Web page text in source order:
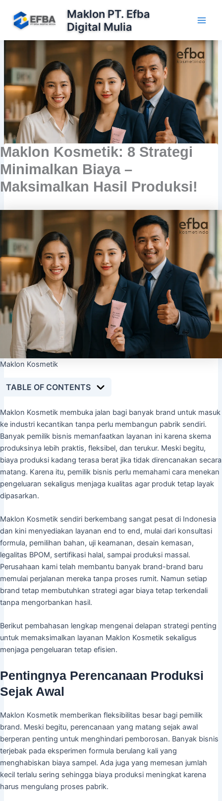
konten
Maklon PT. Efba
Digital Mulia
Maklon Kosmetik: 8 Strategi
Minimalkan Biaya –
Maksimalkan Hasil Produksi!
Maklon Kosmetik
TABLE OF CONTENTS
Maklon Kosmetik membuka jalan bagi banyak brand untuk masuk
ke industri kecantikan tanpa perlu membangun pabrik sendiri.
Banyak pemilik bisnis memanfaatkan layanan ini karena skema
produksinya lebih praktis, fleksibel, dan terukur. Meski begitu,
biaya produksi kadang terasa berat jika tidak direncanakan secara
matang. Karena itu, pemilik bisnis perlu memahami cara menekan
pengeluaran sekaligus menjaga kualitas agar produk tetap layak
dipasarkan.
Maklon Kosmetik sendiri berkembang sangat pesat di Indonesia
dan kini menyediakan layanan end to end, mulai dari konsultasi
formula, pemilihan bahan, uji keamanan, desain kemasan,
legalitas BPOM, sertifikasi halal, sampai produksi massal.
Perusahaan kami telah membantu banyak brand-brand baru
memulai perjalanan mereka tanpa proses rumit. Namun setiap
brand tetap membutuhkan strategi agar biaya tetap terkendali
tanpa mengorbankan hasil.
Berikut pembahasan lengkap mengenai delapan strategi penting
untuk memaksimalkan layanan Maklon Kosmetik sekaligus
menjaga pengeluaran tetap efisien.
Pentingnya Perencanaan Produksi
Sejak Awal
Maklon Kosmetik memberikan fleksibilitas besar bagi pemilik
brand. Meski begitu, perencanaan yang matang sejak awal
berperan penting untuk menghindari pemborosan. Banyak bisnis
terjebak pada eksperimen formula berulang kali yang
menghabiskan biaya sampel. Ada juga yang memesan jumlah
kecil terlalu sering sehingga biaya produksi meningkat karena
harus mengulang proses pabrik.